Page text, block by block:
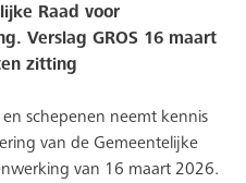
Raad voor
Verslag GROS 16 maart
zitting
schepenen neemt kennis
van de Gemeentelijke
van 16 maart 2026.